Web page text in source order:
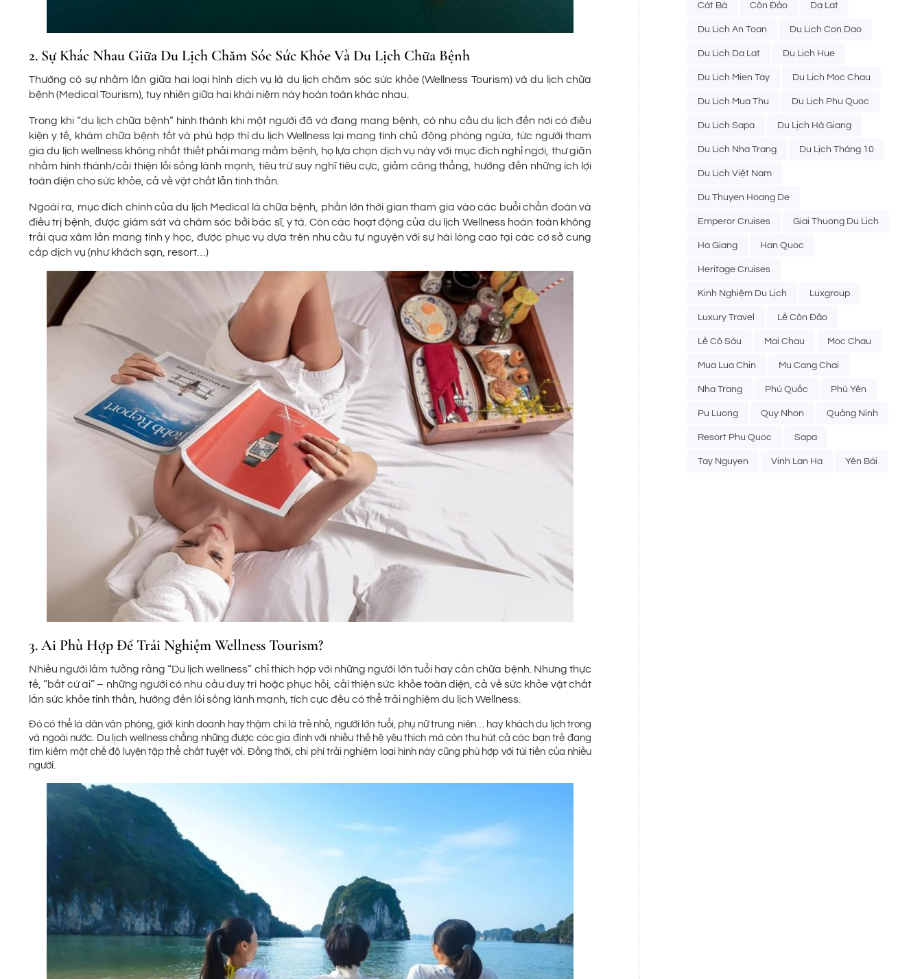
2. Sự Khác Nhau Giữa Du Lịch Chăm Sóc Sức Khỏe Và Du Lịch Chữa Bệnh
Thường có sự nhầm lẫn giữa hai loại hình dịch vụ là du lịch chăm sóc sức khỏe (Wellness Tourism) và du lịch chữa
bệnh (Medical Tourism), tuy nhiên giữa hai khái niệm này hoàn toàn khác nhau.
Trong khi “du lịch chữa bệnh” hình thành khi một người đã và đang mang bệnh, có nhu cầu du lịch đến nơi có điều
kiện y tế, khám chữa bệnh tốt và phù hợp thì du lịch Wellness lại mang tính chủ động phòng ngừa, tức người tham
gia du lịch wellness không nhất thiết phải mang mầm bệnh, họ lựa chọn dịch vụ này với mục đích nghỉ ngơi, thư giãn
nhằm hình thành/cải thiện lối sống lành mạnh, tiêu trừ suy nghĩ tiêu cực, giảm căng thẳng, hướng đến những ích lợi
toàn diện cho sức khỏe, cả về vật chất lẫn tinh thần.
Ngoài ra, mục đích chính của du lịch Medical là chữa bệnh, phần lớn thời gian tham gia vào các buổi chẩn đoán và
điều trị bệnh, được giám sát và chăm sóc bởi bác sĩ, y tá. Còn các hoạt động của du lịch Wellness hoàn toàn không
trải qua xâm lấn mang tính y học, được phục vụ dựa trên nhu cầu tự nguyện với sự hài lòng cao tại các cơ sở cung
cấp dịch vụ (như khách sạn, resort…)
3. Ai Phù Hợp Để Trải Nghiệm Wellness Tourism?
Nhiều người lầm tưởng rằng “Du lịch wellness” chỉ thích hợp với những người lớn tuổi hay cần chữa bệnh. Nhưng thực
tế, “bất cứ ai” – những người có nhu cầu duy trì hoặc phục hồi, cải thiện sức khỏe toàn diện, cả về sức khỏe vật chất
lẫn sức khỏe tinh thần, hướng đến lối sống lành mạnh, tích cực đều có thể trải nghiệm du lịch Wellness.
Đó có thể là dân văn phòng, giới kinh doanh hay thậm chí là trẻ nhỏ, người lớn tuổi, phụ nữ trung niên… hay khách du lịch trong
và ngoài nước. Du lịch wellness chẳng những được các gia đình với nhiều thế hệ yêu thích mà còn thu hút cả các bạn trẻ đang
tìm kiếm một chế độ luyện tập thể chất tuyệt vời. Đồng thời, chi phí trải nghiệm loại hình này cũng phù hợp với túi tiền của nhiều
người.
Cát Bà Côn Đảo Da Lat
Du Lich An Toan Du Lich Con Dao
Du Lich Da Lat Du Lich Hue
Du Lich Mien Tay Du Lich Moc Chau
Du Lich Mua Thu Du Lich Phu Quoc
Du Lich Sapa Du Lịch Hà Giang
Du Lịch Nha Trang Du Lịch Tháng 10
Du Lịch Việt Nam
Du Thuyen Hoang De
Emperor Cruises Giai Thuong Du Lich
Ha Giang Han Quoc
Heritage Cruises
Kinh Nghiệm Du Lịch Luxgroup
Luxury Travel Lễ Côn Đảo
Lễ Cô Sáu Mai Chau Moc Chau
Mua Lua Chin Mu Cang Chai
Nha Trang Phú Quốc Phú Yên
Pu Luong Quy Nhon Quảng Ninh
Resort Phu Quoc Sapa
Tay Nguyen Vinh Lan Ha Yên Bái